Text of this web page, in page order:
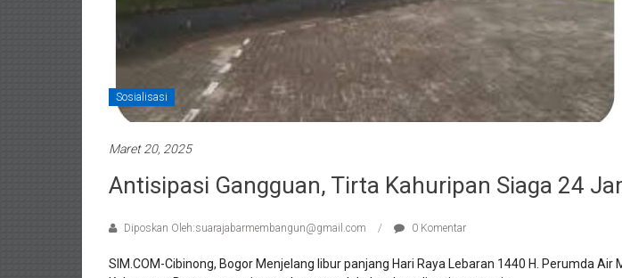
Sosialisasi
Maret 20, 2025
Antisipasi Gangguan, Tirta Kahuripan Siaga 24
Diposkan Oleh:suarajabarmembangun@gmail.com 0 Komentar
SIM.COM-Cibinong, Bogor Menjelang libur panjang Hari Raya Lebaran 1440 H. Perumda Air